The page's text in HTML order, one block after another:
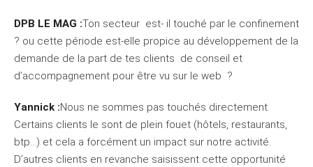
DPB LE MAG :Ton secteur est- il touché par le confinement
? ou cette période est-elle propice au développement de la
demande de la part de tes clients de conseil et
d’accompagnement pour être vu sur le web ?
Yannick :Nous ne sommes pas touchés directement.
Certains clients le sont de plein fouet (hôtels, restaurants,
btp…) et cela a forcément un impact sur notre activité.
D’autres clients en revanche saisissent cette opportunité